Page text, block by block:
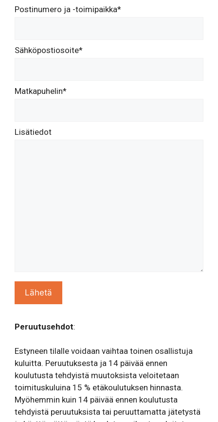
Postinumero ja -toimipaikka*
Sähköpostiosoite*
Matkapuhelin*
Lisätiedot
Peruutusehdot:
Estyneen tilalle voidaan vaihtaa toinen osallistuja
kuluitta. Peruutuksesta ja 14 päivää ennen
koulutusta tehdyistä muutoksista veloitetaan
toimituskuluina 15 % etäkoulutuksen hinnasta.
Myöhemmin kuin 14 päivää ennen koulutusta
tehdyistä peruutuksista tai peruuttamatta jätetystä